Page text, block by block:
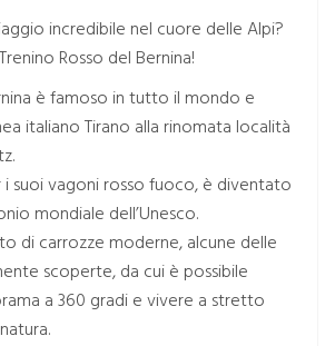
incredibile nel cuore delle Alpi?
Rosso del Bernina!
è famoso in tutto il mondo e
italiano Tirano alla rinomata località
suoi vagoni rosso fuoco, è diventato
mondiale dell’Unesco.
di carrozze moderne, alcune delle
scoperte, da cui è possibile
a 360 gradi e vivere a stretto